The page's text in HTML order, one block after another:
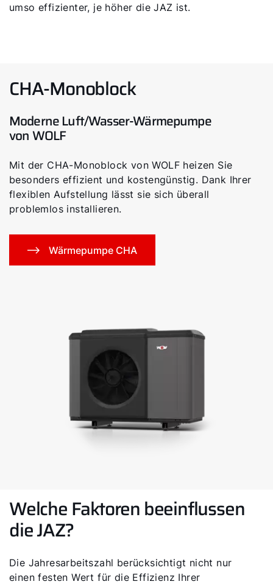
umso effizienter, je höher die JAZ ist.
CHA-Monoblock
Moderne Luft/Wasser-Wärmepumpe
von WOLF
Mit der CHA-Monoblock von WOLF heizen Sie
besonders effizient und kostengünstig. Dank Ihrer
flexiblen Aufstellung lässt sie sich überall
problemlos installieren.
Wärmepumpe CHA
Welche Faktoren beeinflussen
die JAZ?
Die Jahresarbeitszahl berücksichtigt nicht nur
einen festen Wert für die Effizienz Ihrer
Servus!
Wie können wir Ihnen helfen?